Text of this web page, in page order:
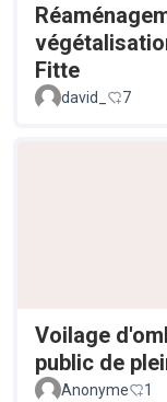
Fitte
david_ 7
Voilage
public de
Anonyme 1